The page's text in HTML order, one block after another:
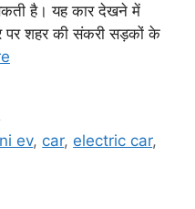
है। यह कार देखने में
पर शहर की संकरी सड़कों के
ev, car, electric car,